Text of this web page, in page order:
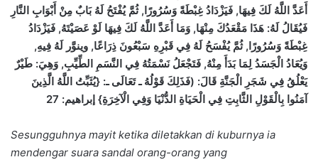
أَعَدَّ اللَّهُ لَكَ فِيهَا, فَيَزْدَادُ غِبْطَةً وَسُرُورًا, ثُمَّ يُفْتَحُ لَهُ بَابٌ مِنْ أَبْوَابِ النَّارِ
فَيُقَالُ لَهُ: هَذَا مَقْعَدُكَ مِنْهَا, وَمَا أَعَدَّ اللَّهُ لَكَ فِيهَا لَوْ عَصَيْتَهُ, فَيَزْدَادُ
غِبْطَةً وَسُرُورًا, ثُمَّ يُفْسَحُ لَهُ فِي قَبْرِهِ سَبْعُونَ ذِرَاعًا, وينوَّر لَهُ فِيهِ,
وَيُعَادُ الْجَسَدُ لِمَا بَدَأَ مِنْهُ, فَتَجْعَلُ نَسْمَتُهُ فِي النَّسَمِ الطِّيِّبِ, وَهِيَ: طَيْرٌ
يَعْلُقُ فِي شَجَرِ الْجَنَّةِ قَالَ: (فَذَلِكَ قَوْلُهُ ـ تَعَالَى ـ: {يُثَبِّتُ اللَّهُ الَّذِينَ
آمَنُوا بِالْقَوْلِ الثَّابِتِ فِي الْحَيَاةِ الدُّنْيَا وَفِي الْآخِرَةِ} إبراهيم: 27
Sesungguhnya mayit ketika diletakkan di kuburnya ia
mendengar suara sandal orang-orang yang